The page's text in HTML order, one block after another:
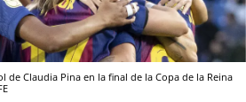
de Claudia Pina en la final de la Copa de la Reina